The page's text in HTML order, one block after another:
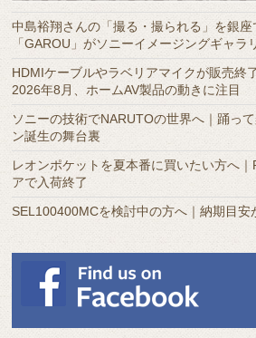
カ
イ
ブ
中島裕翔さんの「撮る・撮られる」を銀
「GAROU」がソニーイメージングギャラ
HDMIケーブルやラベリアマイクが販売終
2026年8月、ホームAV製品の動きに注目
ソニーの技術でNARUTOの世界へ｜踊っ
ン誕生の舞台裏
レオンポケットを夏本番に買いたい方へ
アで入荷終了
SEL100400MCを検討中の方へ｜納期目